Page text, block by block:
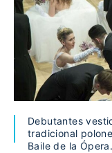
Debutantes
tradicional
Baile de la Ópera.